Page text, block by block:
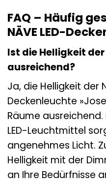
FAQ – Häufig
NÄVE LED-
Ist die Helligkeit
ausreichend?
Ja, die Helligkeit der
Deckenleuchte
Räume ausreichend.
LED-Leuchtmittel
angenehmes Licht.
Helligkeit mit der
an Ihre Bedürfnisse